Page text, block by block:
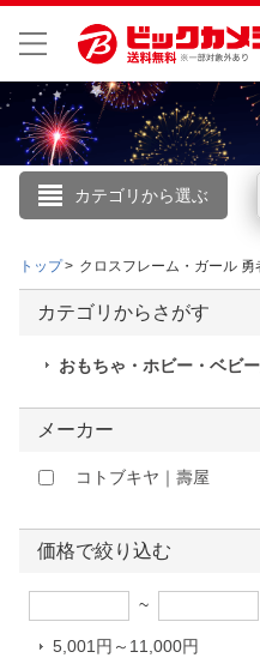
カテゴリから選ぶこんに
お買い
トップ クロスフレーム・ガール
カテゴリからさがす
おもちゃ・ホビー・ベビ
メーカー
コトブキヤ｜壽屋
価格で絞り込む
~
5,001円～11,000円